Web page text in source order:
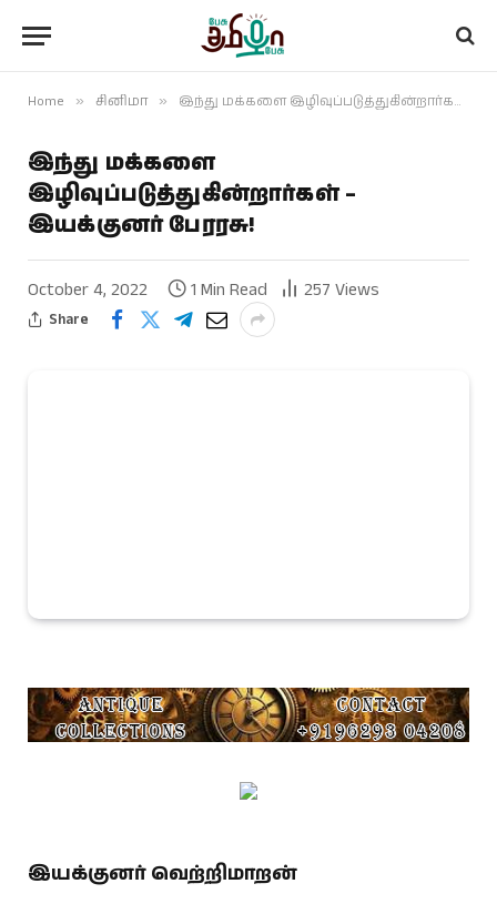
Home » சினிமா » இந்து மக்களை இழிவுப்படுத்துகின்றார்கள் – இயக்குனர் பேரரசு!
இந்து மக்களை
இழிவுப்படுத்துகின்றார்கள் –
இயக்குனர் பேரரசு!
October 4, 2022 1 Min Read 257 Views
Share
இயக்குனர் வெற்றிமாறன்